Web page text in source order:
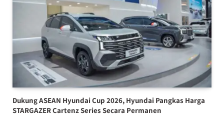
Dukung ASEAN Hyundai Cup 2026, Hyundai Pangkas Harga
STARGAZER Cartenz Series Secara Permanen